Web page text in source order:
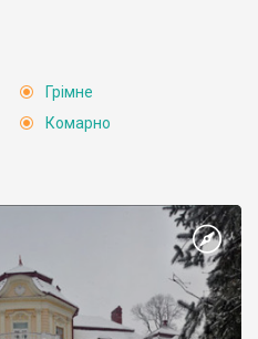
Грімне
Комарно